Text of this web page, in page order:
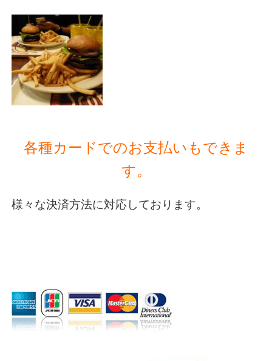
各種カードでのお支払いもできま
す。
様々な決済方法に対応しております。